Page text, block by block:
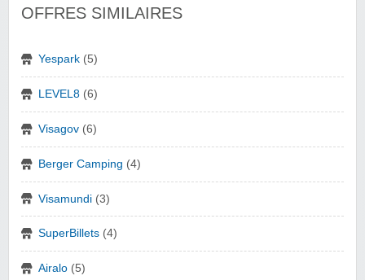
OFFRES SIMILAIRES
Yespark (5)
LEVEL8 (6)
Visagov (6)
Berger Camping (4)
Visamundi (3)
SuperBillets (4)
Airalo (5)